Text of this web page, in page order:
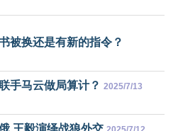
被换还是有新的指令？
手马云做局算计？ 2025/7/13
王毅演绎战狼外交